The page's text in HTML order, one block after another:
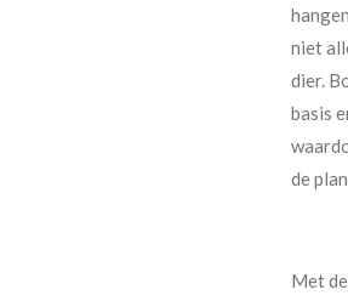
niet
dier.
basis
de
Met